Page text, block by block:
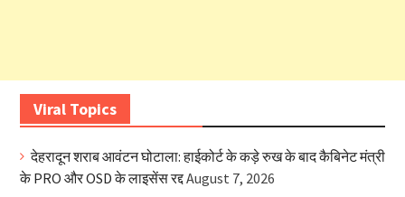
Viral Topics
देहरादून शराब आवंटन घोटाला: हाईकोर्ट के कड़े रुख के बाद कैबिनेट मंत्री
के PRO और OSD के लाइसेंस रद्दAugust 7, 2026